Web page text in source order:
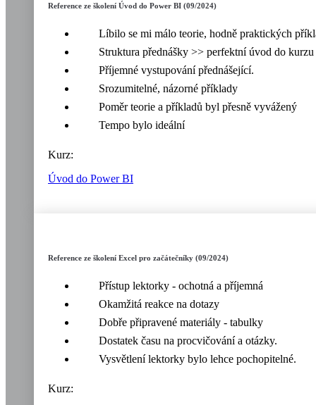
Reference ze školení Úvod do Power BI (09/2024)
Líbilo se mi málo teorie, hodně praktických
Struktura přednášky >> perfektní úvod do kurzu
Příjemné vystupování přednášející.
Srozumitelné, názorné příklady
Poměr teorie a příkladů byl přesně vyvážený
Tempo bylo ideální
Kurz:
Úvod do Power BI
Reference ze školení Excel pro začátečníky (09/2024)
Přístup lektorky - ochotná a příjemná
Okamžitá reakce na dotazy
Dobře připravené materiály - tabulky
Dostatek času na procvičování a otázky.
Vysvětlení lektorky bylo lehce pochopitelné.
Kurz: